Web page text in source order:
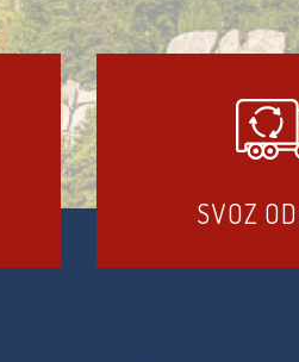
SVOZ